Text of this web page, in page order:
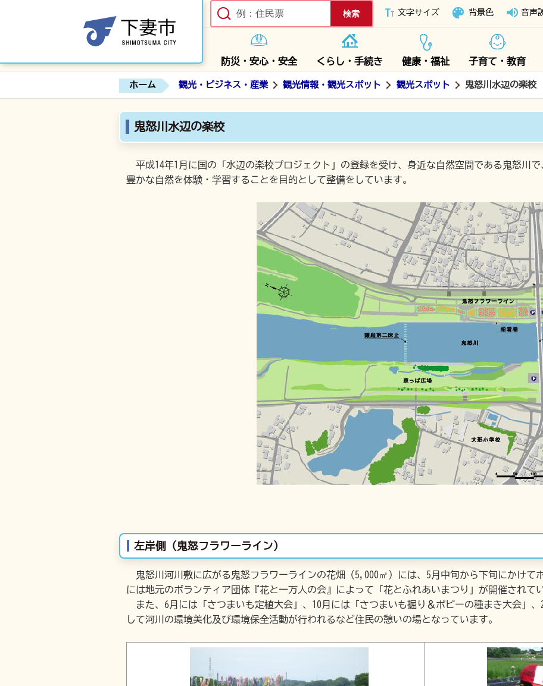
下妻市ホームページ
文字サイズ 背景色 音声
防災・安心・安全 くらし・手続き 健康・福祉 子育て・教育
ホーム 観光・ビジネス・産業 観光情報・観光スポット 観光スポット 鬼怒川水辺の楽校
鬼怒川水辺の楽校
平成14年1月に国の「水辺の楽校プロジェクト」の登録を受け、身近な自然空間である鬼怒川で
豊かな自然を体験・学習することを目的として整備をしています。
左岸側（鬼怒フラワーライン）
鬼怒川河川敷に広がる鬼怒フラワーラインの花畑（5,000㎡）には、5月中旬から下旬にかけて
には地元のボランティア団体『花と一万人の会』によって「花とふれあいまつり」が開催されて
また、6月には「さつまいも定植大会」、10月には「さつまいも掘り＆ポピーの種まき大会」
して河川の環境美化及び環境保全活動が行われるなど住民の憩いの場となっています。